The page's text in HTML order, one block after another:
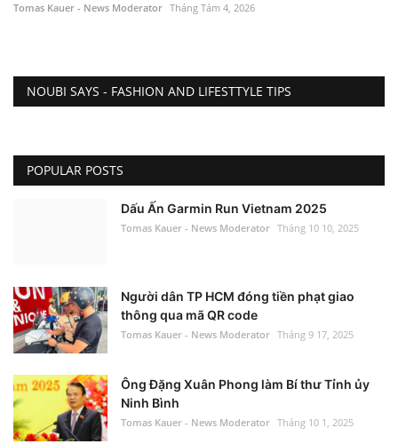
Tomas Kauer - News Moderator Tháng Tám 4, 2026
NOUBI SAYS - FASHION AND LIFESTTYLE TIPS
POPULAR POSTS
Dấu Ấn Garmin Run Vietnam 2025
Tomas Kauer - News Moderator Tháng 10 10, 2025
Người dân TP HCM đóng tiền phạt giao
thông qua mã QR code
Tomas Kauer - News Moderator Tháng 9 17, 2025
Ông Đặng Xuân Phong làm Bí thư Tỉnh ủy
Ninh Bình
Tomas Kauer - News Moderator Tháng 10 1, 2025